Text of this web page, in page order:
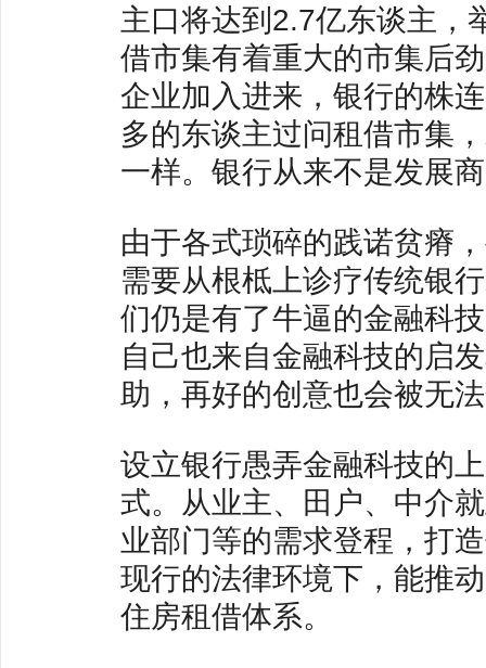
主口将达到2.7亿东谈主，
借市集有着重大的市集后
企业加入进来，银行的株
多的东谈主过问租借市集
一样。银行从来不是发展
由于各式琐碎的践诺贫瘠
需要从根柢上诊疗传统银
们仍是有了牛逼的金融科
自己也来自金融科技的启
助，再好的创意也会被无
设立银行愚弄金融科技的
式。从业主、田户、中介
业部门等的需求登程，打
现行的法律环境下，能推
住房租借体系。